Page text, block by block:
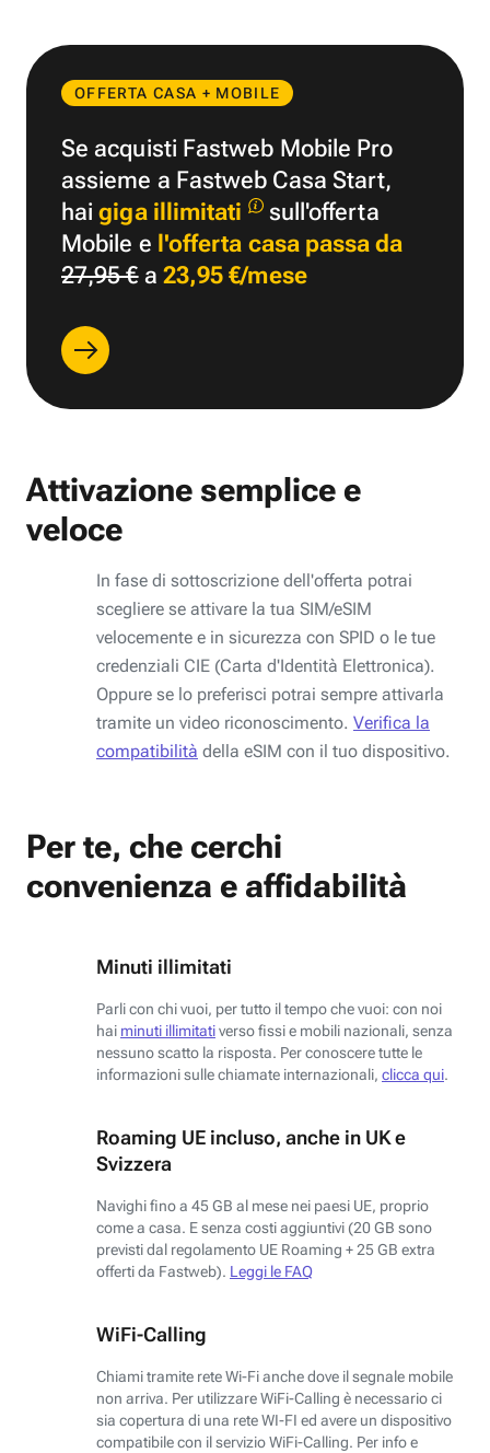
OFFERTA CASA + MOBILE
Se acquisti Fastweb Mobile Pro
assieme a Fastweb Casa Start,
haigiga illimitati
sull'offerta
Mobile e l'offerta casa passa da
27,95 €a 23,95 €/mese
Attivazione semplice e
veloce
In fase di sottoscrizione dell'offerta potrai
scegliere se attivare la tua SIM/eSIM
velocemente e in sicurezza con SPID o le tue
credenziali CIE (Carta d'Identità Elettronica).
Oppure se lo preferisci potrai sempre attivarla
tramite un video riconoscimento. Verifica la
compatibilità della eSIM con il tuo dispositivo.
Per te, che cerchi
convenienza e affidabilità
Minuti illimitati
Parli con chi vuoi, per tutto il tempo che vuoi: con noi
hai minuti illimitativerso fissi e mobili nazionali, senza
nessuno scatto la risposta. Per conoscere tutte le
informazioni sulle chiamate internazionali, clicca qui.
Roaming UE incluso, anche in UK e
Svizzera
Navighi fino a 45 GB al mese nei paesi UE, proprio
come a casa. E senza costi aggiuntivi (20 GB sono
previsti dal regolamento UE Roaming + 25 GB extra
offerti da Fastweb). Leggi le FAQ
WiFi-Calling
Chiami tramite rete Wi-Fi anche dove il segnale mobile
non arriva. Per utilizzare WiFi-Calling è necessario ci
sia copertura di una rete WI-FI ed avere un dispositivo
compatibile con il servizio WiFi-Calling. Per info e